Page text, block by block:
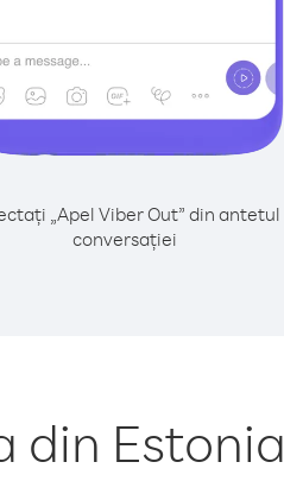
„Apel Viber Out” din antetul
conversației
din Estonia